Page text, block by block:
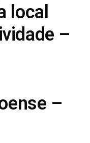
local
–
–